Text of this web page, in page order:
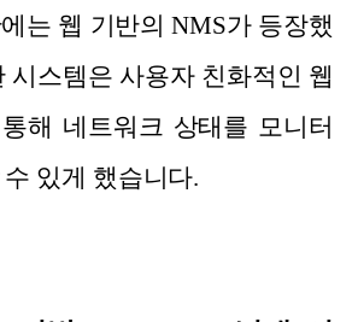
는 웹 기반의 NMS가 등장했
시스템은 사용자 친화적인 웹
해 네트워크 상태를 모니터
있게 했습니다.